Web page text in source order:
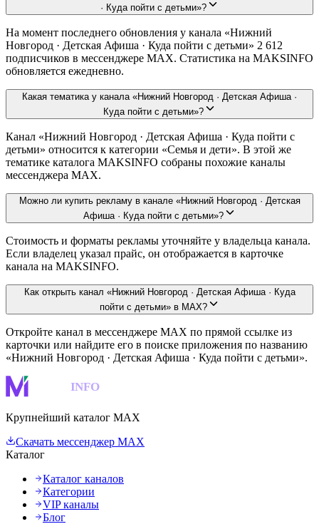
· Куда пойти с детьми»?
На момент последнего обновления у канала «Нижний
Новгород · Детская Афиша · Куда пойти с детьми» 2 612
подписчиков в мессенджере MAX. Статистика на MAKSINFO
обновляется ежедневно.
Какая тематика у канала «Нижний Новгород · Детская Афиша ·
Куда пойти с детьми»?
Канал «Нижний Новгород · Детская Афиша · Куда пойти с
детьми» относится к категории «Семья и дети». В этой же
тематике каталога MAKSINFO собраны похожие каналы
мессенджера MAX.
Можно ли купить рекламу в канале «Нижний Новгород · Детская
Афиша · Куда пойти с детьми»?
Стоимость и форматы рекламы уточняйте у владельца канала.
Если владелец указал прайс, он отображается в карточке
канала на MAKSINFO.
Как открыть канал «Нижний Новгород · Детская Афиша · Куда
пойти с детьми» в MAX?
Откройте канал в мессенджере MAX по прямой ссылке из
карточки или найдите его в поиске приложения по названию
«Нижний Новгород · Детская Афиша · Куда пойти с детьми».
INFO
Крупнейший каталог MAX
Скачать мессенджер MAX
Каталог
Каталог каналов
Категории
VIP каналы
Блог